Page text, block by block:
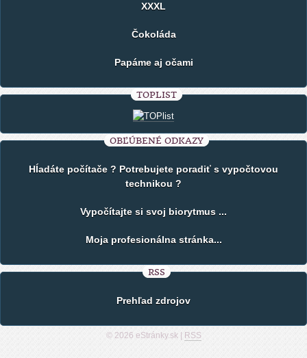
XXXL
Čokoláda
Papáme aj očami
TOPLIST
OBĽÚBENÉ ODKAZY
Hĺadáte počítače ? Potrebujete poradiť s vypočtovou
technikou ?
Vypočítajte si svoj biorytmus ...
Moja profesionálna stránka...
RSS
Prehľad zdrojov
© 2026 eStránky.sk RSS